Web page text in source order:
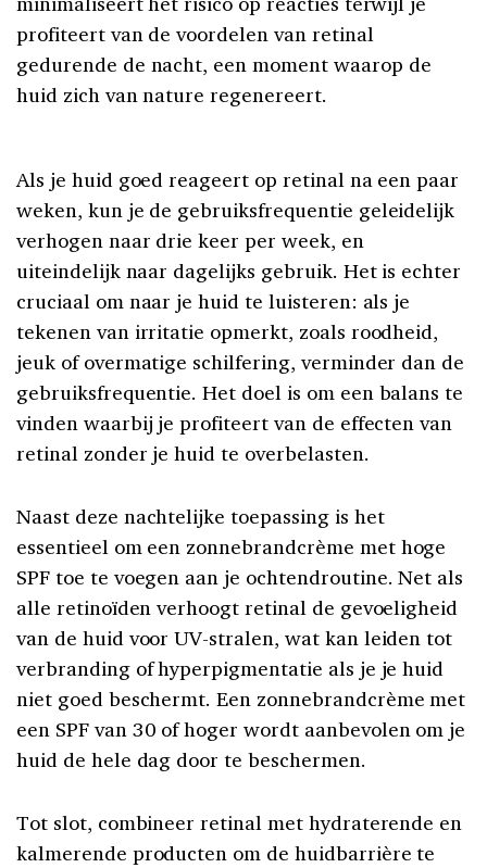
profiteert van de voordelen van retinal
gedurende de nacht, een moment waarop de
huid zich van nature regenereert.
Als je huid goed reageert op retinal na een paar
weken, kun je de gebruiksfrequentie geleidelijk
verhogen naar drie keer per week, en
uiteindelijk naar dagelijks gebruik. Het is echter
cruciaal om naar je huid te luisteren: als je
tekenen van irritatie opmerkt, zoals roodheid,
jeuk of overmatige schilfering, verminder dan de
gebruiksfrequentie. Het doel is om een balans te
vinden waarbij je profiteert van de effecten van
retinal zonder je huid te overbelasten.
Naast deze nachtelijke toepassing is het
essentieel om een zonnebrandcrème met hoge
SPF toe te voegen aan je ochtendroutine. Net als
alle retinoïden verhoogt retinal de gevoeligheid
van de huid voor UV-stralen, wat kan leiden tot
verbranding of hyperpigmentatie als je je huid
niet goed beschermt. Een zonnebrandcrème met
een SPF van 30 of hoger wordt aanbevolen om je
huid de hele dag door te beschermen.
Tot slot, combineer retinal met hydraterende en
kalmerende producten om de huidbarrière te